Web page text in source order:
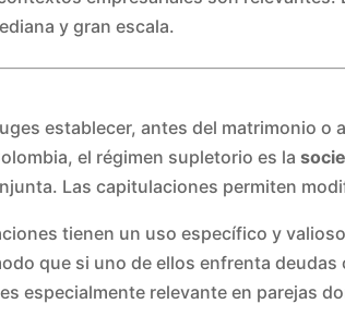
y gran escala.
establecer, antes del matrimonio o
el régimen supletorio es la
Las capitulaciones permiten
tienen un uso específico y
que si uno de ellos enfrenta
especialmente relevante en parejas